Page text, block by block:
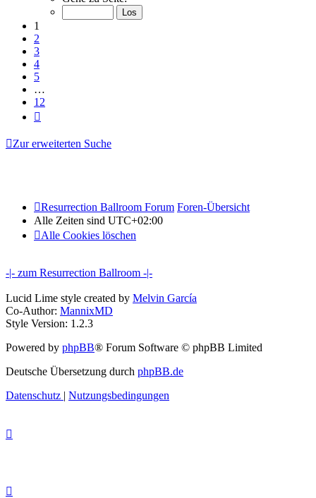
von
1
2
3
4
5
…
12
Zur erweiterten Suche
Resurrection Ballroom Forum Foren-Übersicht
Alle Zeiten sind UTC+02:00
Alle Cookies löschen
-|- zum Resurrection Ballroom -|-
Lucid Lime style created by Melvin García
Co-Author: MannixMD
Style Version: 1.2.3
Powered by phpBB® Forum Software © phpBB Limited
Deutsche Übersetzung durch phpBB.de
Datenschutz | Nutzungsbedingungen